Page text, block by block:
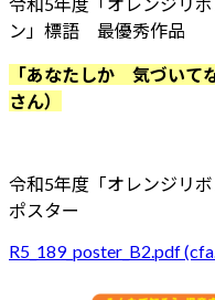
ン」標語 最優秀作品
「あなたしか 気づいて
さん）
令和5年度「オレンジリ
ポスター
R5_189_poster_B2.pdf